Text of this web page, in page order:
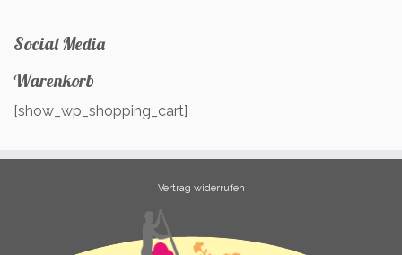
Social Media
Warenkorb
[show_wp_shopping_cart]
Vertrag widerrufen